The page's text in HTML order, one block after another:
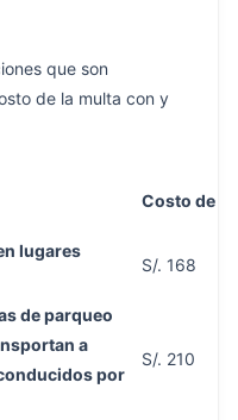
que son
de la multa con y
Costo de la
lugares
S/. 168
de parqueo
a
por
S/. 210